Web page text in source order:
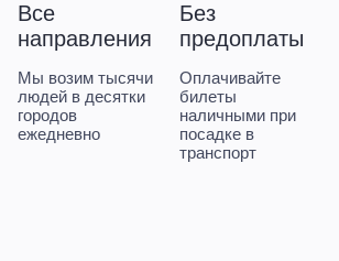
Все
направления
Мы возим тысячи
людей в десятки
городов
ежедневно
Без
предоплаты
Оплачивайте
билеты
наличными при
посадке в
транспорт